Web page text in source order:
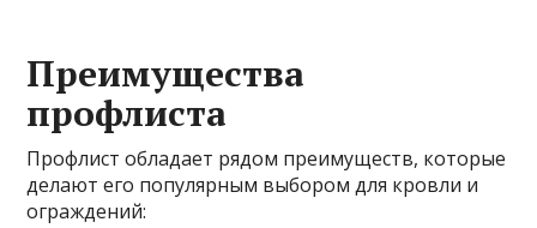
Преимущества
профлиста
Профлист обладает рядом преимуществ, которые
делают его популярным выбором для кровли и
ограждений: